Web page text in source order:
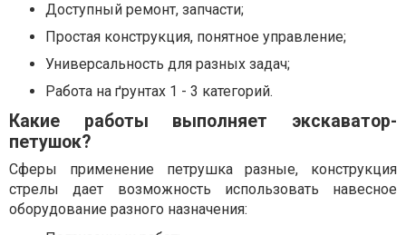
Доступный ремонт, запчасти;
Простая конструкция, понятное управление;
Универсальность для разных задач;
Работа на ґрунтах 1 - 3 категорий.
Какие работы выполняет экскаватор-
петушок?
Сферы применение петрушка разные, конструкция
стрелы дает возможность использовать навесное
оборудование разного назначения: